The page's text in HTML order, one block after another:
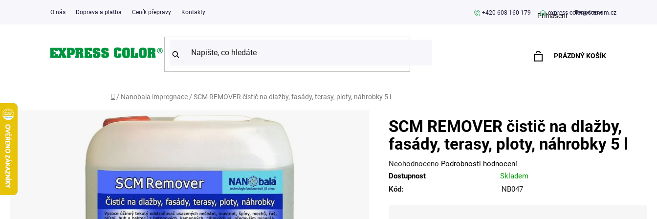
O nás Doprava a platba Ceník přepravy Kontakty Přihlášení Registrace
+420 608 160 179 express-color@seznam.cz
PRÁZDNÝ KOŠÍK
Domů
/ Nanobala impregnace / SCM REMOVER čistič na dlažby, fasády, terasy, ploty, náhrobky 5 l
SCM REMOVER čistič na dlažby,
fasády, terasy, ploty, náhrobky 5 l
Průměrné
hodnocení
produktu
Neohodnoceno Podrobnosti hodnocení
Dostupnost
Skladem
Kód:
NB047